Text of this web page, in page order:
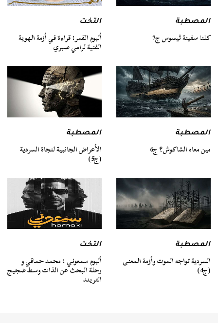
المصطبة
كلنا سفينة ثيسوس ج7
التخت
ألبوم القمر: قراءة في أزمة الهوية
الفنية لرامي صبري
المصطبة
مين معاه الشاكوش؟ ج6
المصطبة
الأعراض الجانبية لنجاة السردية
(ج5)
المصطبة
السردية تواجه الموت وأزمة المعنى
(ج4)
التخت
ألبوم سمعوني : محمد حماقي و
رحلة البحث عن الذات وسط ضجيج
التريند